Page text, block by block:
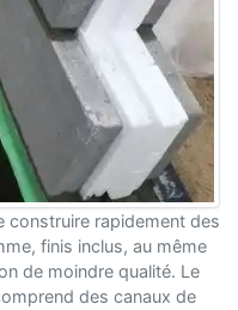
construire rapidement des
finis inclus, au même
de moindre qualité. Le
des canaux de